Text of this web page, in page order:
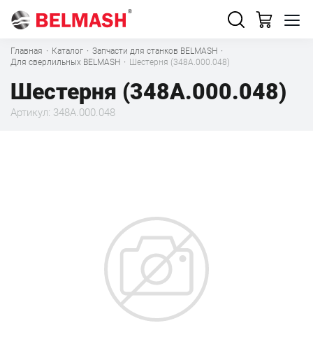
Главная · Каталог · Запчасти для станков BELMASH ·
Для сверлильных BELMASH · Шестерня (348А.000.048)
Шестерня (348А.000.048)
Артикул: 348А.000.048